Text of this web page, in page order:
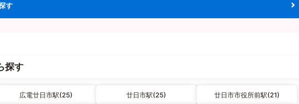
す
探す
広電廿日市駅(25) 廿日市駅(25) 廿日市市役所前駅(21)